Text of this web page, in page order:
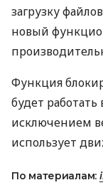
загрузку
новый
Функция
будет работать
исключением
использует
По материалам: